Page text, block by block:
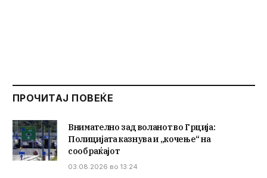
ПРОЧИТАЈ ПОВЕЌЕ
Внимателно зад воланот во Грција:
Полицијата казнува и „кочење“ на
сообраќајот
03.08.2026 во 13:24